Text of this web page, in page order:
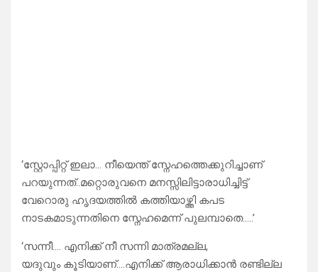
‘സ്റ്റോപ്പിറ്റ് ഇലാ… നീയെന്ത് സ്നേഹത്തെക്കുറിച്ചാണ്
പറയുന്നത്..മറ്റൊരുവനെ മനസ്സിലിട്ടാരാധിച്ചിട്ട്
വേറൊരു ഹൃദയത്തിൽ കത്തിയാഴ്ത്തി കപട
നാടകമാടുന്നതിനെ സ്നേഹമെന്ന് പുലമ്പാതെ‌‌‌…..’
‘സന്നീ…. എനിക്ക് നീ സന്നി മാത്രമല്ല,
യദുവും കൂടിയാണ്….എനിക്ക് ആരാധിക്കാൻ രണ്ടില്ല